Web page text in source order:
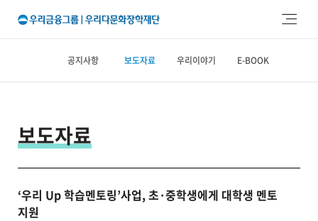
본문 바로가기
주메뉴 바로가기
공지사항 보도자료 우리이야기 E-BOOK
보도자료
‘우리 Up 학습멘토링’사업, 초·중학생에게 대학생 멘토
지원